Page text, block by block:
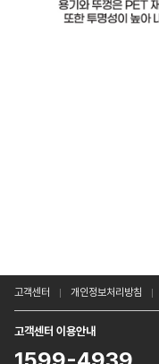
고객센터 개인정보처리방침
고객센터 이용안내